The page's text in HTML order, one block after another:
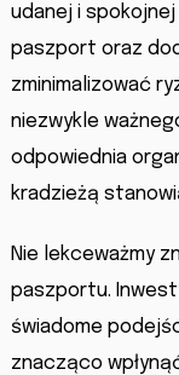
udanej i
paszport oraz
zminimalizować
niezwykle
odpowiednia
kradzieżą
Nie lekceważmy
paszportu.
świadome
znacząco